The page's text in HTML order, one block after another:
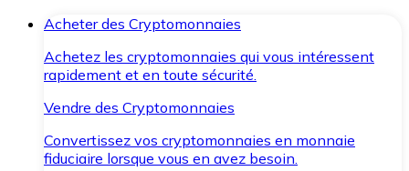
Acheter des Cryptomonnaies
Achetez les cryptomonnaies qui vous intéressent
rapidement et en toute sécurité.
Vendre des Cryptomonnaies
Convertissez vos cryptomonnaies en monnaie
fiduciaire lorsque vous en avez besoin.